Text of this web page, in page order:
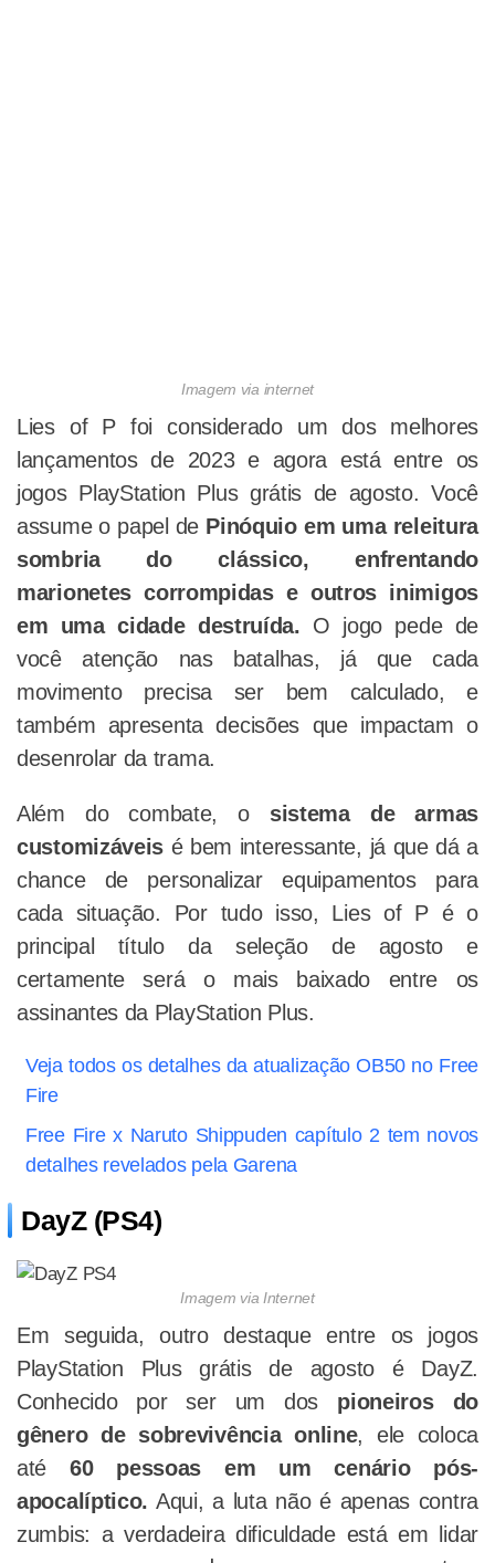
Imagem via internet
Lies of P foi considerado um dos melhores
lançamentos de 2023 e agora está entre os
jogos PlayStation Plus grátis de agosto. Você
assume o papel de Pinóquio em uma releitura
sombria do clássico, enfrentando
marionetes corrompidas e outros inimigos
em uma cidade destruída. O jogo pede de
você atenção nas batalhas, já que cada
movimento precisa ser bem calculado, e
também apresenta decisões que impactam o
desenrolar da trama.
Além do combate, osistema de armas
customizáveis é bem interessante, já que dá a
chance de personalizar equipamentos para
cada situação. Por tudo isso, Lies of P é o
principal título da seleção de agosto e
certamente será o mais baixado entre os
assinantes da PlayStation Plus.
Veja todos os detalhes da atualização OB50 no Free
Fire
Free Fire x Naruto Shippuden capítulo 2 tem novos
detalhes revelados pela Garena
DayZ (PS4)
Imagem via Internet
Em seguida, outro destaque entre os jogos
PlayStation Plus grátis de agosto é DayZ.
Conhecido por ser um dos pioneiros do
gênero de sobrevivência online, ele coloca
até 60 pessoas em um cenário pós-
apocalíptico. Aqui, a luta não é apenas contra
zumbis: a verdadeira dificuldade está em lidar